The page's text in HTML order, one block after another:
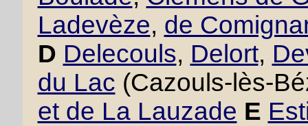
Ladevèze, de
D Delecouls, Delort,
du Lac (Cazouls-lès-
et de La Lauzade E